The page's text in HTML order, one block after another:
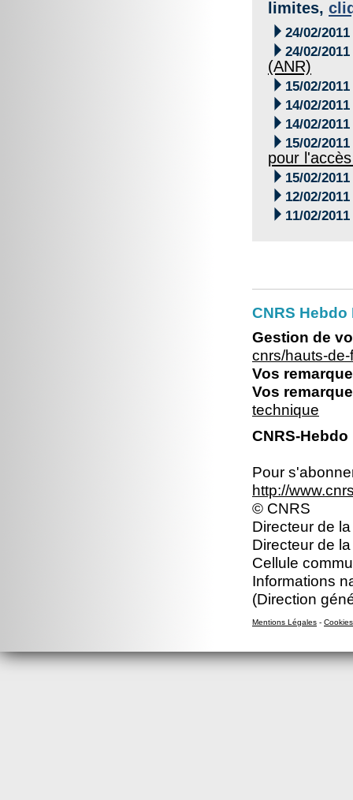
limites,
 24/02/2011
 24/02/2011
(ANR)
 15/02/2011
 14/02/2011
 14/02/2011
 15/02/2011
pour
 15/02/2011
 12/02/2011
 11/02/2011
CNRS
Gestion de
cnrs/hauts-
Vos
Vos
technique
CNRS-
Pour
http://
© CNRS
Directeur de
Directeur de
Cellule
Informations
(Direction
Mentions Légales - Cookies